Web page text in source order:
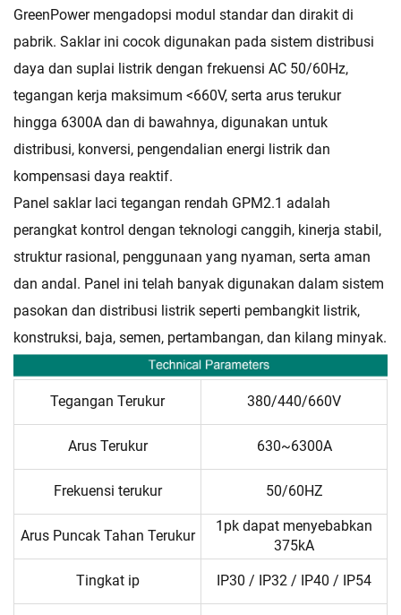
GreenPower mengadopsi modul standar dan dirakit di
pabrik. Saklar ini cocok digunakan pada sistem distribusi
daya dan suplai listrik dengan frekuensi AC 50/60Hz,
tegangan kerja maksimum <660V, serta arus terukur
hingga 6300A dan di bawahnya, digunakan untuk
distribusi, konversi, pengendalian energi listrik dan
kompensasi daya reaktif.
Panel saklar laci tegangan rendah GPM2.1 adalah
perangkat kontrol dengan teknologi canggih, kinerja stabil,
struktur rasional, penggunaan yang nyaman, serta aman
dan andal. Panel ini telah banyak digunakan dalam sistem
pasokan dan distribusi listrik seperti pembangkit listrik,
konstruksi, baja, semen, pertambangan, dan kilang minyak.
Tegangan Terukur 380/440/660V
Arus Terukur 630~6300A
Frekuensi terukur 50/60HZ
Arus Puncak Tahan Terukur
1pk dapat menyebabkan
375kA
Tingkat ip IP30 / IP32 / IP40 / IP54